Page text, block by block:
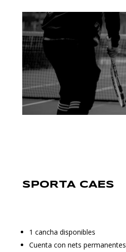
SPORTA CAES
1 cancha disponibles
Cuenta con nets permanentes